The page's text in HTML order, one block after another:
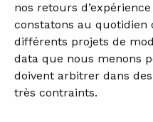
nos retours
constatons au
différents projets de
data que nous menons
doivent arbitrer dans
très contraints.